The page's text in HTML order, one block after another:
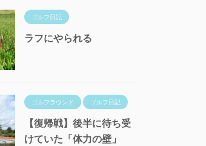
ゴルフ日記
ラフにやられる
ゴルフラウンド ゴルフ日記
【復帰戦】後半に待ち受
けていた「体力の壁」